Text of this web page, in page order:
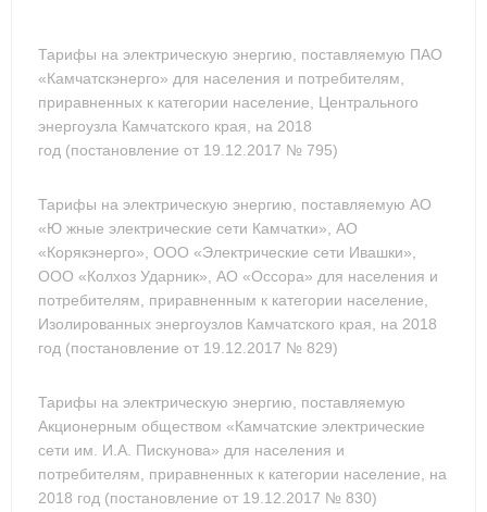
Тарифы на электрическую энергию, поставляемую ПАО
«Камчатскэнерго» для населения и потребителям,
приравненных к категории население, Центрального
энергоузла Камчатского края, на 2018
год (постановление от 19.12.2017 № 795)
Тарифы на электрическую энергию, поставляемую АО
«Ю жные электрические сети Камчатки», АО
«Корякэнерго», ООО «Электрические сети Ивашки»,
ООО «Колхоз Ударник», АО «Оссора» для населения и
потребителям, приравненным к категории население,
Изолированных энергоузлов Камчатского края, на 2018
год (постановление от 19.12.2017 № 829)
Тарифы на электрическую энергию, поставляемую
Акционерным обществом «Камчатские электрические
сети им. И.А. Пискунова» для населения и
потребителям, приравненных к категории население, на
2018 год (постановление от 19.12.2017 № 830)